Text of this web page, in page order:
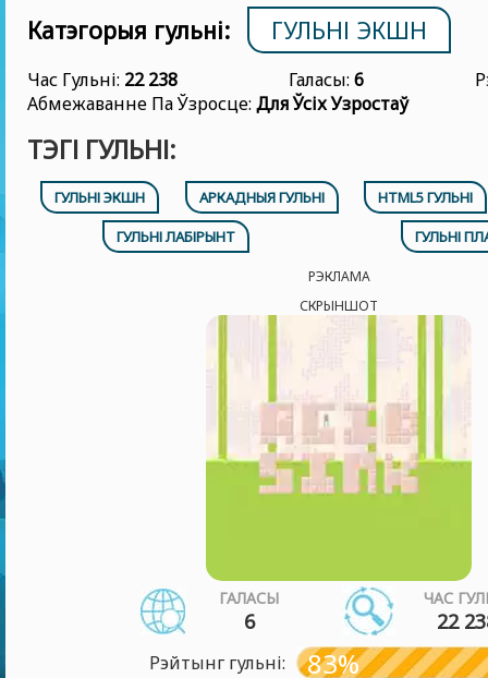
Катэгорыя гульні:
ГУЛЬНІ ЭКШН
Час Гульні: 22 238 Галасы: 6
Абмежаванне Па Ўзросце: Для Ўсіх Узростаў
ТЭГІ ГУЛЬНІ:
ГУЛЬНІ ЭКШН АРКАДНЫЯ ГУЛЬНІ
HTML5 ГУЛЬНІ
ГУЛЬНІ ЛАБІРЫНТ
ГУЛЬНІ
РЭКЛАМА
СКРЫНШОТ
ГАЛАСЫ
6
ЧАС
22
Рэйтынг гульні: 83%